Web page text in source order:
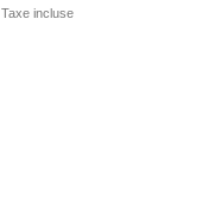
Taxe incluse